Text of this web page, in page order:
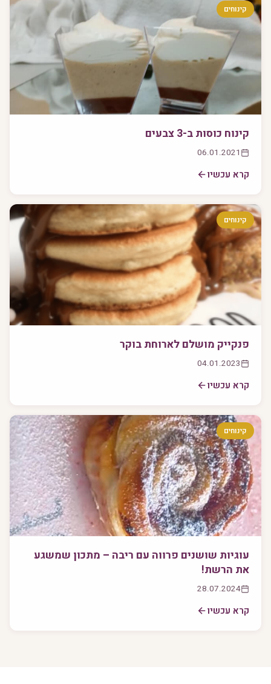
קינוחים
קינוח כוסות ב-3 צבעים
06.01.2021
קרא עכשיו
קינוחים
פנקייק מושלם לארוחת בוקר
04.01.2023
קרא עכשיו
קינוחים
עוגיות שושנים פרווה עם ריבה – מתכון שמשגע
את הרשת!
28.07.2024
קרא עכשיו